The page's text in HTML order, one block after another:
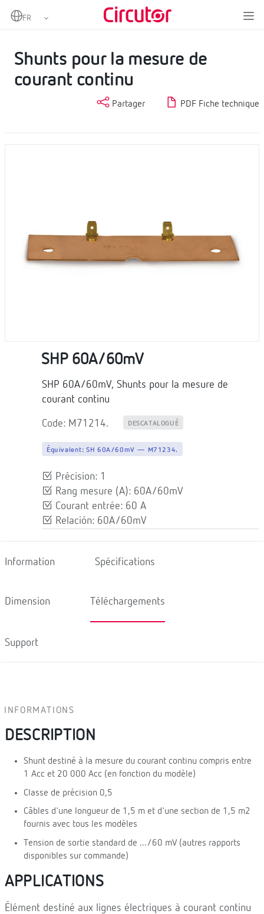
Home
Transformateurs de courant et shunts
Shunts pour la mesure de
courant continu
Partager PDF Fiche technique
SHP 60A/60mV
SHP 60A/60mV, Shunts pour la mesure de
courant continu
Code: M71214. DESCATALOGUÉ
Équivalent: SH 60A/60mV — M71234.
Précision: 1
Rang mesure (A): 60A/60mV
Courant entrée: 60 A
Relación: 60A/60mV
Information Spécifications
Dimension Téléchargements
Support
INFORMATIONS
DESCRIPTION
Shunt destiné à la mesure du courant continu compris entre
1 Acc et 20 000 Acc (en fonction du modèle)
Classe de précision 0,5
Câbles d'une longueur de 1,5 m et d'une section de 1,5 m2
fournis avec tous les modèles
Tension de sortie standard de .../60 mV (autres rapports
disponibles sur commande)
APPLICATIONS
Élément destiné aux lignes électriques à courant continu